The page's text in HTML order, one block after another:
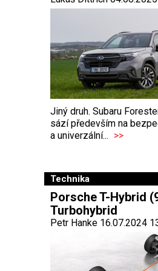
Jiný druh. Subaru
sází především na
a univerzální... >>
Technika
Porsche T-Hybrid
Turbohybrid
Petr Hanke 16.07.2024